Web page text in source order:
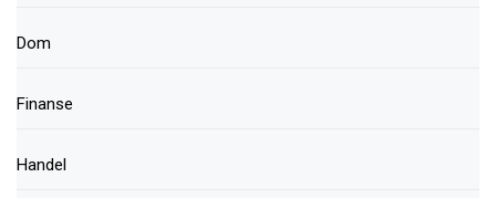
Dom
Finanse
Handel